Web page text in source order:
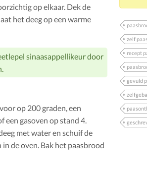
zelf
recept
gevuld
op elkaar. Dek de
het deeg op een warme
sinaasappellikeur door
op 200 graden, een
een gasoven op stand 4.
met water en schuif de
de oven. Bak het paasbrood